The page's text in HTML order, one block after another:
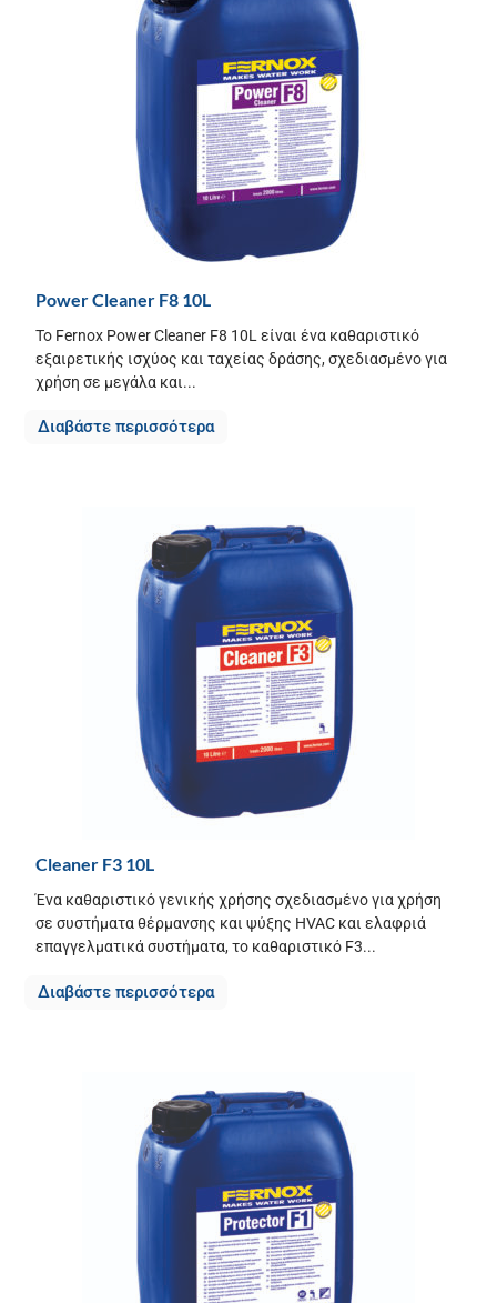
Power Cleaner F8 10L
Το Fernox Power Cleaner F8 10L είναι ένα καθαριστικό
εξαιρετικής ισχύος και ταχείας δράσης, σχεδιασμένο για
χρήση σε μεγάλα και...
Διαβάστε περισσότερα
Cleaner F3 10L
Ένα καθαριστικό γενικής χρήσης σχεδιασμένο για χρήση
σε συστήματα θέρμανσης και ψύξης HVAC και ελαφριά
επαγγελματικά συστήματα, το καθαριστικό F3...
Διαβάστε περισσότερα